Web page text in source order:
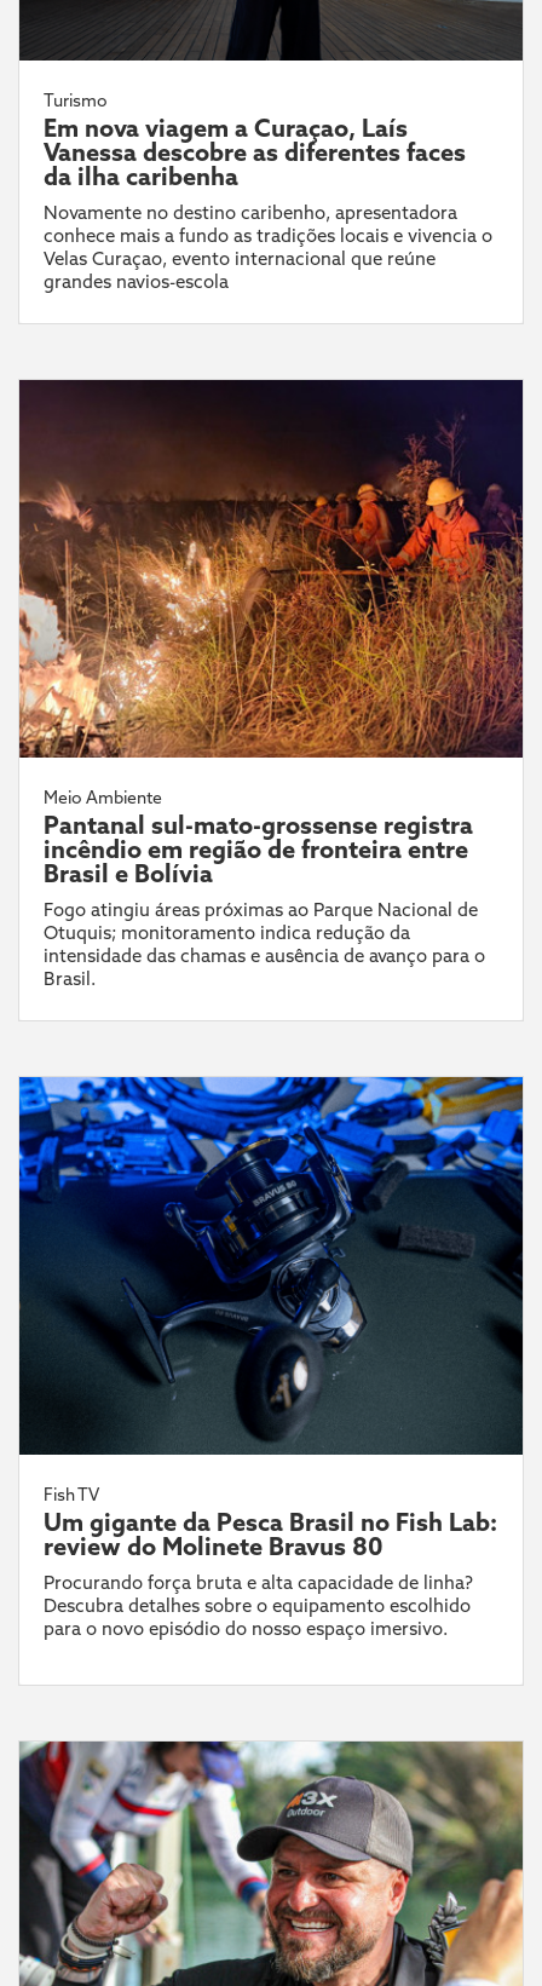
Turismo
Em nova viagem a Curaçao, Laís
Vanessa descobre as diferentes faces
da ilha caribenha
Novamente no destino caribenho, apresentadora
conhece mais a fundo as tradições locais e vivencia o
Velas Curaçao, evento internacional que reúne
grandes navios-escola
Meio Ambiente
Pantanal sul-mato-grossense registra
incêndio em região de fronteira entre
Brasil e Bolívia
Fogo atingiu áreas próximas ao Parque Nacional de
Otuquis; monitoramento indica redução da
intensidade das chamas e ausência de avanço para o
Brasil.
Fish TV
Um gigante da Pesca Brasil no Fish Lab:
review do Molinete Bravus 80
Procurando força bruta e alta capacidade de linha?
Descubra detalhes sobre o equipamento escolhido
para o novo episódio do nosso espaço imersivo.